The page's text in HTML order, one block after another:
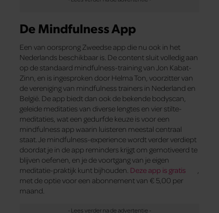
De Mindfulness App
Een van oorsprong Zweedse app die nu ook in het
Nederlands beschikbaar is. De content sluit volledig aan
op de standaard mindfulness-training van Jon Kabat-
Zinn, en is ingesproken door Helma Ton, voorzitter van
de vereniging van mindfulness trainers in Nederland en
België. De app biedt dan ook de bekende bodyscan,
geleide meditaties van diverse lengtes en vier stilte-
meditaties, wat een gedurfde keuze is voor een
mindfulness app waarin luisteren meestal centraal
staat. Je mindfulness-experience wordt verder verdiept
doordat je in de app reminders krijgt om gemotiveerd te
blijven oefenen, en je de voortgang van je eigen
meditatie-praktijk kunt bijhouden. Deze app is gratis
,
met de optie voor een abonnement van € 5,00 per
maand.